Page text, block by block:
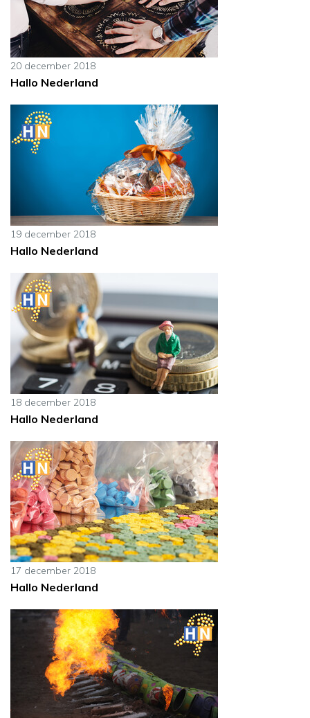
20 december 2018
Hallo Nederland
19 december 2018
Hallo Nederland
18 december 2018
Hallo Nederland
17 december 2018
Hallo Nederland